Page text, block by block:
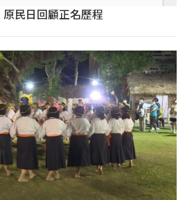
民日回顧正名歷程